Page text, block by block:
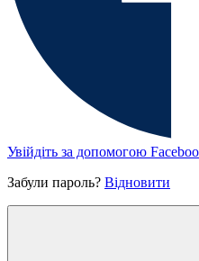
Увійдіть за допомогою
Забули пароль? Відновити